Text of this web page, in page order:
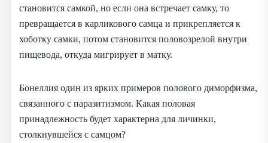
становится самкой, но если она встречает самку, то
превращается в карликового самца и прикрепляется к
хоботку самки, потом становится половозрелой внутри
пищевода, откуда мигрирует в матку.
Бонеллия один из ярких примеров полового диморфизма,
связанного с паразитизмом. Какая половая
принадлежность будет характерна для личинки,
столкнувшейся с самцом?